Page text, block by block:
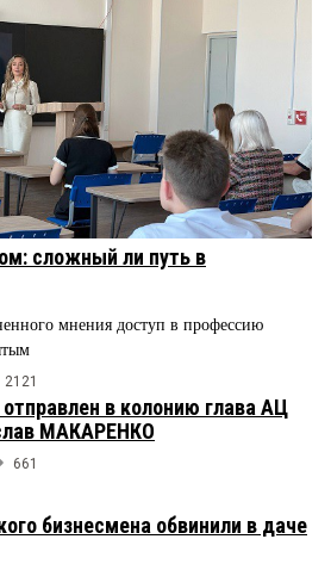
сложный ли путь в
мнения доступ в профессию
2121
в колонию глава АЦ
МАКАРЕНКО
661
бизнесмена обвинили в даче